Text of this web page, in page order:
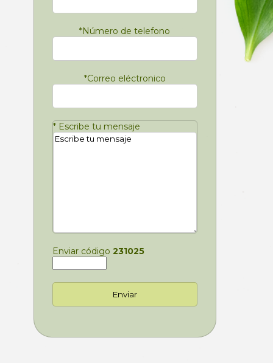
*Número de telefono
*Correo eléctronico
* Escribe tu mensaje
Enviar código 231025